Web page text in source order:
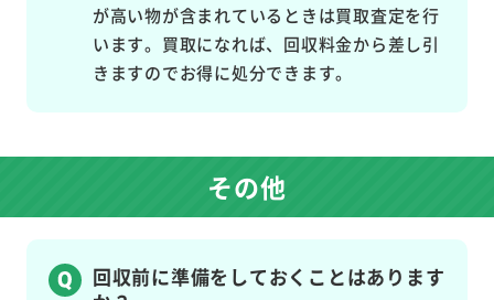
が高い物が含まれているときは買取査定を行
います。買取になれば、回収料金から差し引
きますのでお得に処分できます。
その他
回収前に準備をしておくことはあります